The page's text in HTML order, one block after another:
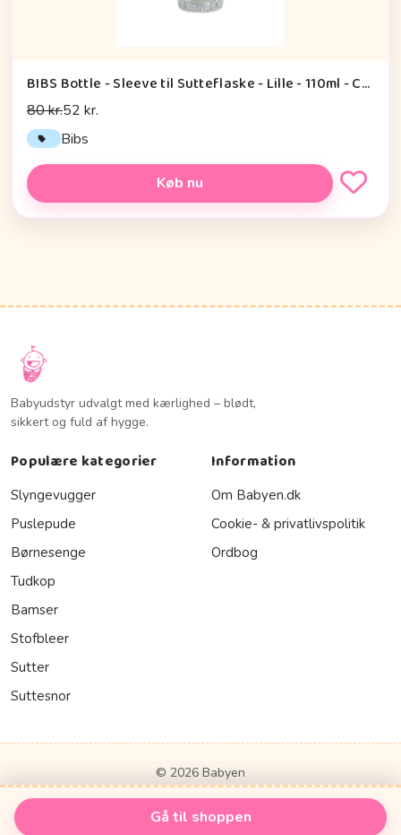
Gå til shoppen
BIBS Bottle - Sleeve til Sutteflaske - Lille - 110ml - Capel/Sage
80 kr.52 kr.
Bibs
Køb nu
Babyudstyr udvalgt med kærlighed – blødt,
sikkert og fuld af hygge.
Populære kategorier
Slyngevugger
Puslepude
Børnesenge
Tudkop
Bamser
Stofbleer
Sutter
Suttesnor
Information
Om Babyen.dk
Cookie- & privatlivspolitik
Ordbog
© 2026 Babyen